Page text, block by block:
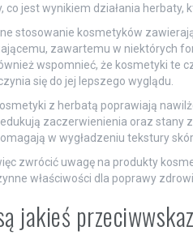
co jest wynikiem działania herbaty,
stosowanie kosmetyków
zawartemu w niektórych
wspomnieć, że kosmetyki te
się do jej lepszego wyglądu.
z herbatą poprawiają
zaczerwienienia oraz stany
w wygładzeniu tekstury
zwrócić uwagę na produkty
właściwości dla poprawy
jakieś